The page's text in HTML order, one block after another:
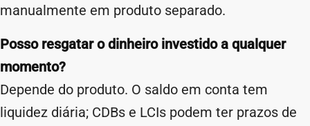
manualmente em produto separado.
Posso resgatar o dinheiro investido a qualquer
momento?
Depende do produto. O saldo em conta tem
liquidez diária; CDBs e LCIs podem ter prazos de